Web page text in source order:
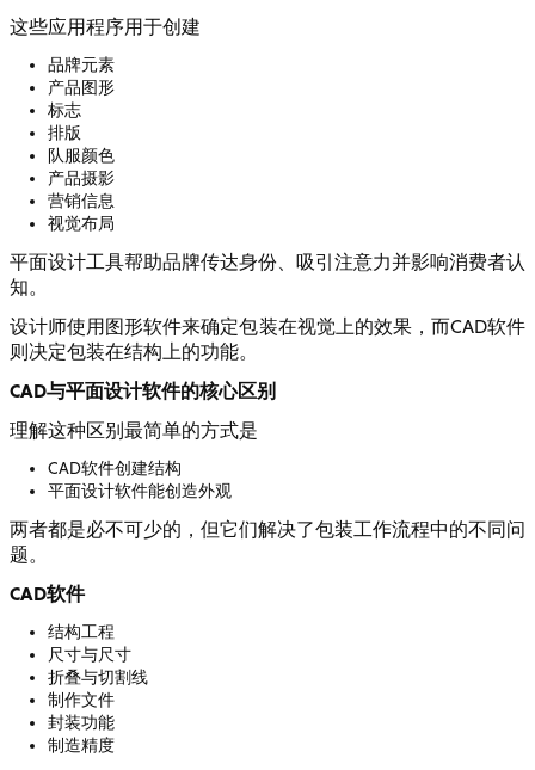
这些应用程序用于创建
品牌元素
产品图形
标志
排版
队服颜色
产品摄影
营销信息
视觉布局
平面设计工具帮助品牌传达身份、吸引注意力并影响消费者认
知。
设计师使用图形软件来确定包装在视觉上的效果，而CAD软件
则决定包装在结构上的功能。
CAD与平面设计软件的核心区别
理解这种区别最简单的方式是
CAD软件创建结构
平面设计软件能创造外观
两者都是必不可少的，但它们解决了包装工作流程中的不同问
题。
CAD软件
结构工程
尺寸与尺寸
折叠与切割线
制作文件
封装功能
制造精度